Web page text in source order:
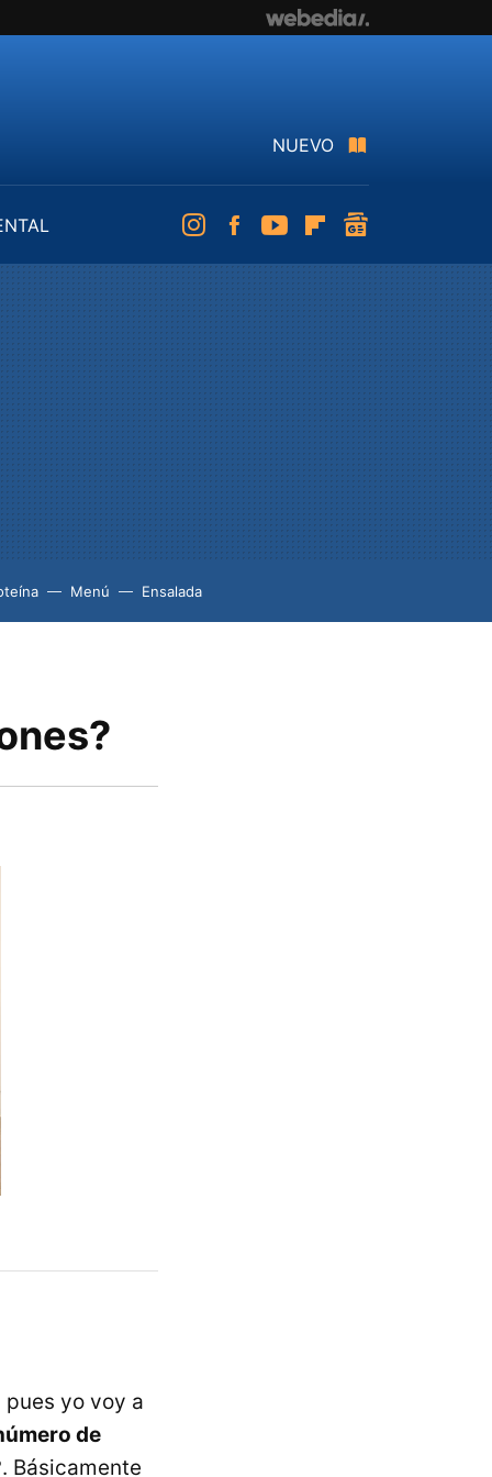
NUEVO
InstagramFacebookYoutubeFlipboard
Menú Ensalada
yo voy a
de
. Básicamente